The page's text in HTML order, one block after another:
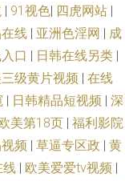
| 91视色| 四虎网站 |
线 | 亚洲色淫网 | 成
口 | 日韩在线另类 |
级黄片视频 | 在线
| 日韩精品短视频 | 深
美第18页 | 福利影院
频 | 草逼专区政 | 黄
线 | 欧美爱爱tv视频 |